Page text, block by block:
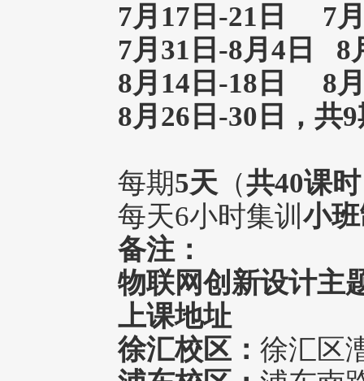
7月17日-21日 7
7月31日-8月4日 8
8月14日-18日 8
8月26日-30日 ，共
每期5天 （共40课时
每天6小时集训小
备注：
物联网创新设计主
上课地址
徐汇校区： 徐汇区